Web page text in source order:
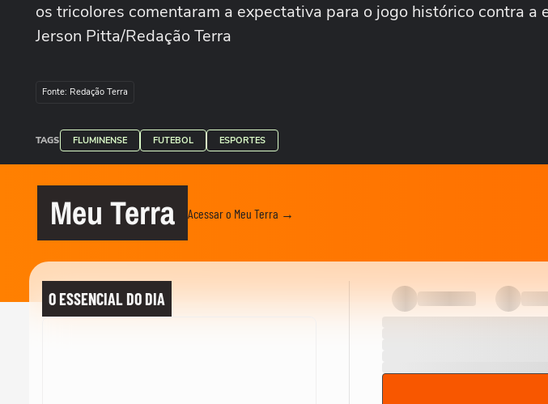
os tricolores comentaram a expectativa para o jogo histórico contra
Jerson Pitta/Redação Terra
Fonte: Redação Terra
TAGS FLUMINENSE FUTEBOL ESPORTES
Meu Terra Acessar o Meu Terra →
O ESSENCIAL DO DIA